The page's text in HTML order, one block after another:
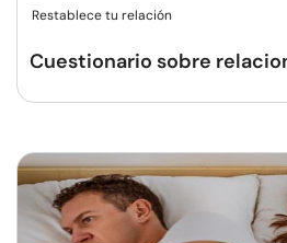
Restablece tu relación
Cuestionario sobre